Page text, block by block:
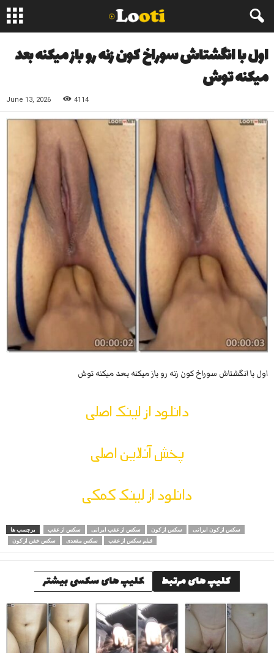
اول با انگشتاش سوراخ کون زنه رو باز میکنه بعد
میکنه توش
June 13, 2026 4114
اول با انگشتاش سوراخ کون زنه رو باز میکنه بعد میکنه توش
دانلود از لینک اصلی
پخش آنلاین اصلی
دانلود از لینک کمکی
برچسب ها سکس از عقب سکس از عقب ایرانی سکس از کون
سکس از کون ایرانی
سکس خفن از کون
سکس مقعدی فیلم سکس از عقب
کلیپ های مرتبط کلیپ های سکسی بیشتر